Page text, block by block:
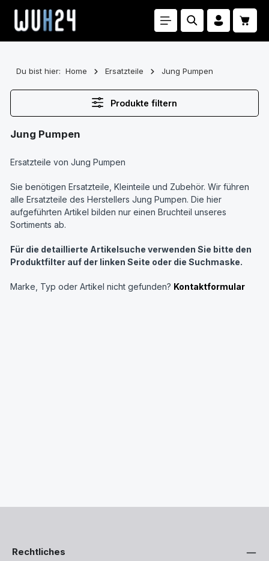
Zum Hauptinhalt springen
Du bist hier: Home Ersatzteile Jung Pumpen
Produkte filtern
Jung Pumpen
Ersatzteile von Jung Pumpen
Sie benötigen Ersatzteile, Kleinteile und Zubehör. Wir führen
alle Ersatzteile des Herstellers Jung Pumpen. Die hier
aufgeführten Artikel bilden nur einen Bruchteil unseres
Sortiments ab.
Für die detaillierte Artikelsuche verwenden Sie bitte den
Produktfilter auf der linken Seite oder die Suchmaske.
Marke, Typ oder Artikel nicht gefunden? Kontaktformular
Rechtliches